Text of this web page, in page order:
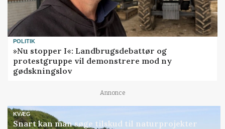
POLITIK
»Nu stopper I«: Landbrugsdebattør og
protestgruppe vil demonstrere mod ny
gødskningslov
Annonce
KVÆG
Snart kan man søge tilskud til naturprojekter